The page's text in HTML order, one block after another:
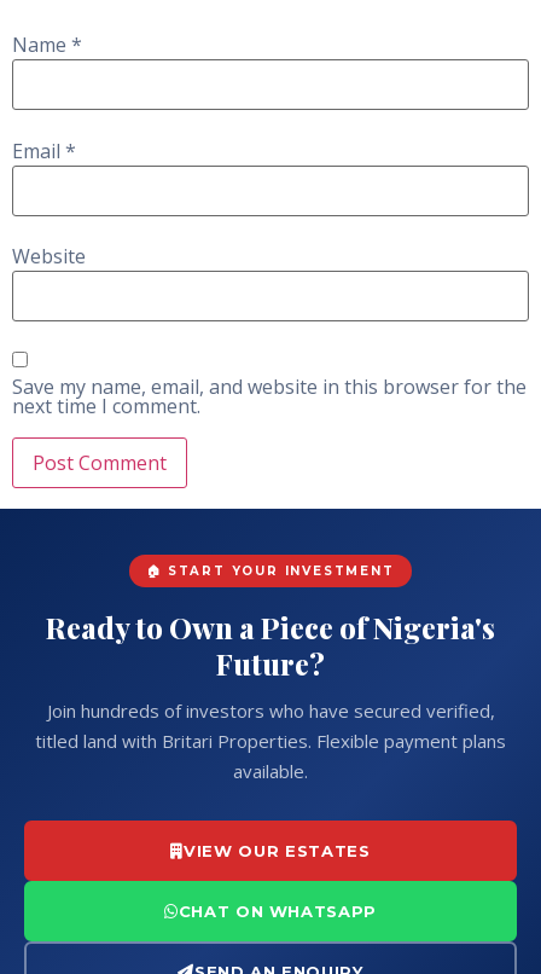
Name *
Email *
Website
Save my name, email, and website in this browser for the
next time I comment.
🏠 START YOUR INVESTMENT
Ready to Own a Piece of Nigeria's
Future?
Join hundreds of investors who have secured verified,
titled land with Britari Properties. Flexible payment plans
available.
VIEW OUR ESTATES
CHAT ON WHATSAPP